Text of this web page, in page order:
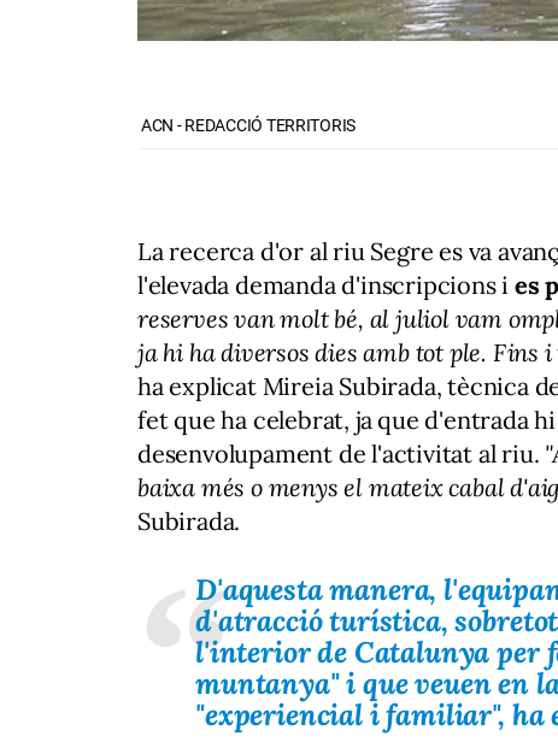
ACN - REDACCIÓ TERRITORIS
La recerca d'or al riu Segre es va
l'elevada demanda d'inscripcions i es
reserves van molt bé, al juliol vam
ja hi ha diversos dies amb tot ple. Fins
ha explicat Mireia Subirada, tècnica
fet que ha celebrat, ja que d'entrada
desenvolupament de l'activitat al riu.
baixa més o menys el mateix cabal
Subirada.
D'aquesta manera,
d'atracció turística,
l'interior de Catalunya per
muntanya"i que veuen en
"experiencial i familiar", ha